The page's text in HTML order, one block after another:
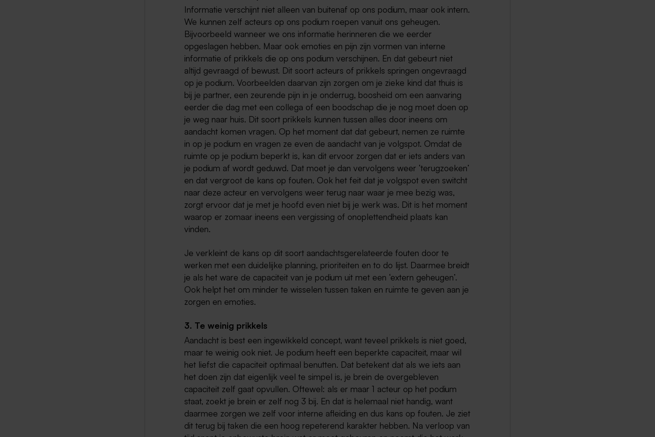
Informatie verschijnt niet alleen van buitenaf op ons podium, maar ook intern.
We kunnen zelf acteurs op ons podium roepen vanuit ons geheugen.
Bijvoorbeeld wanneer we ons informatie herinneren die we eerder
opgeslagen hebben. Maar ook emoties en pijn zijn vormen van interne
informatie of prikkels die op ons podium verschijnen. En dat gebeurt niet
altijd gevraagd of bewust. Dit soort acteurs of prikkels springen ongevraagd
op je podium. Voorbeelden daarvan zijn zorgen om je zieke kind dat thuis is
bij je partner, een zeurende pijn in je onderrug, boosheid om een aanvaring
eerder die dag met een collega of een boodschap die je nog moet doen op
je weg naar huis. Dit soort prikkels kunnen tussen alles door ineens om
aandacht komen vragen. Op het moment dat dat gebeurt, nemen ze ruimte
in op je podium en vragen ze even de aandacht van je volgspot. Omdat de
ruimte op je podium beperkt is, kan dit ervoor zorgen dat er iets anders van
je podium af wordt geduwd. Dat moet je dan vervolgens weer ‘terugzoeken’
en dat vergroot de kans op fouten. Ook het feit dat je volgspot even switcht
naar deze acteur en vervolgens weer terug naar waar je mee bezig was,
zorgt ervoor dat je met je hoofd even niet bij je werk was. Dit is het moment
waarop er zomaar ineens een vergissing of onoplettendheid plaats kan
vinden.
Je verkleint de kans op dit soort aandachtsgerelateerde fouten door te
werken met een duidelijke planning, prioriteiten en to do lijst. Daarmee breidt
je als het ware de capaciteit van je podium uit met een ‘extern geheugen’.
Ook helpt het om minder te wisselen tussen taken en ruimte te geven aan je
zorgen en emoties.
3. Te weinig prikkels
Aandacht is best een ingewikkeld concept, want teveel prikkels is niet goed,
maar te weinig ook niet. Je podium heeft een beperkte capaciteit, maar wil
het liefst die capaciteit optimaal benutten. Dat betekent dat als we iets aan
het doen zijn dat eigenlijk veel te simpel is, je brein de overgebleven
capaciteit zelf gaat opvullen. Oftewel: als er maar 1 acteur op het podium
staat, zoekt je brein er zelf nog 3 bij. En dat is helemaal niet handig, want
daarmee zorgen we zelf voor interne afleiding en dus kans op fouten. Je ziet
dit terug bij taken die een hoog repeterend karakter hebben. Na verloop van